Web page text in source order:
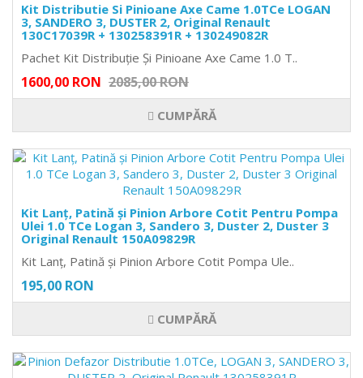
Kit Distributie Si Pinioane Axe Came 1.0TCe LOGAN
3, SANDERO 3, DUSTER 2, Original Renault
130C17039R + 130258391R + 130249082R
Pachet Kit Distribuție Și Pinioane Axe Came 1.0 T..
1600,00 RON 2085,00 RON
CUMPĂRĂ
Kit Lanț, Patină și Pinion Arbore Cotit Pentru Pompa
Ulei 1.0 TCe Logan 3, Sandero 3, Duster 2, Duster 3
Original Renault 150A09829R
Kit Lanț, Patină și Pinion Arbore Cotit Pompa Ule..
195,00 RON
CUMPĂRĂ